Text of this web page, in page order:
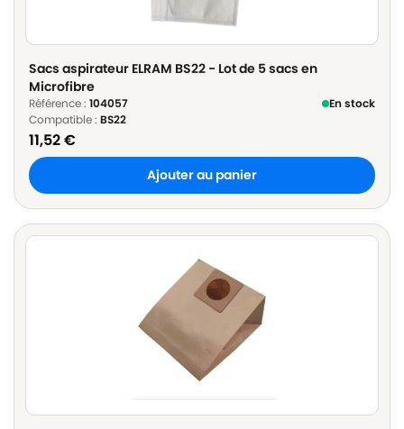
Sacs aspirateur ELRAM BS22 - Lot de 5 sacs en
Microfibre
Référence : 104057
En stock
Compatible : BS22
11,52€
Ajouter au panier